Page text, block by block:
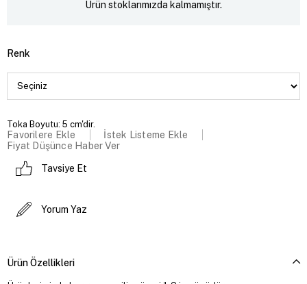
Ürün stoklarımızda kalmamıştır.
Renk
Toka Boyutu: 5 cm'dir.
Favorilere Ekle
İstek Listeme Ekle
Fiyat Düşünce Haber Ver
Tavsiye Et
Yorum Yaz
Ürün Özellikleri